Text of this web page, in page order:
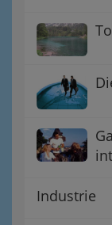
Industrie